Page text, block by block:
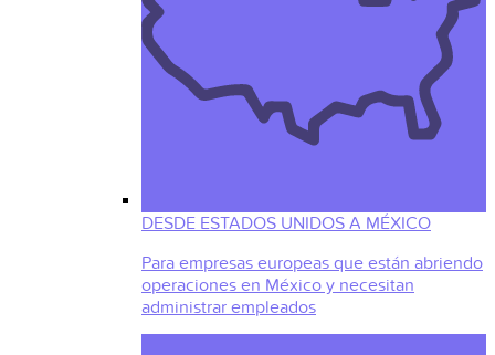
DESDE ESTADOS UNIDOS A MÉXICO
Para empresas europeas que están abriendo
operaciones en México y necesitan
administrar empleados